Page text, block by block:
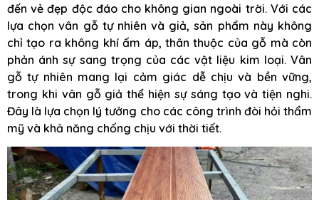
đến vẻ đẹp độc đáo cho không gian ngoài trời. Với các
lựa chọn vân gỗ tự nhiên và giả, sản phẩm này không
chỉ tạo ra không khí ấm áp, thân thuộc của gỗ mà còn
phản ánh sự sang trọng của các vật liệu kim loại. Vân
gỗ tự nhiên mang lại cảm giác dễ chịu và bền vững,
trong khi vân gỗ giả thể hiện sự sáng tạo và tiện nghi.
Đây là lựa chọn lý tưởng cho các công trình đòi hỏi thẩm
mỹ và khả năng chống chịu với thời tiết.